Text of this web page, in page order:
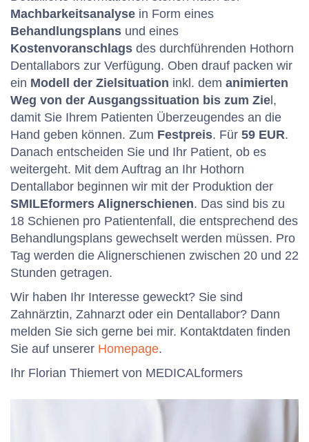
Machbarkeitsanalyse in Form eines
Behandlungsplans und eines
Kostenvoranschlags des durchführenden Hothorn
Dentallabors zur Verfügung. Oben drauf packen wir
ein Modell der Zielsituation inkl. dem animierten
Weg von der Ausgangssituation bis zum Zie l,
damit Sie Ihrem Patienten Überzeugendes an die
Hand geben können. Zum Festpreis. Für 59 EUR.
Danach entscheiden Sie und Ihr Patient, ob es
weitergeht. Mit dem Auftrag an Ihr Hothorn
Dentallabor beginnen wir mit der Produktion der
SMILEformers Alignerschienen. Das sind bis zu
18 Schienen pro Patientenfall, die entsprechend des
Behandlungsplans gewechselt werden müssen. Pro
Tag werden die Alignerschienen zwischen 20 und 22
Stunden getragen.
Wir haben Ihr Interesse geweckt? Sie sind
Zahnärztin, Zahnarzt oder ein Dentallabor? Dann
melden Sie sich gerne bei mir. Kontaktdaten finden
Sie auf unserer Homepage.
Ihr Florian Thiemert von MEDICALformers